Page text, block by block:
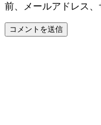
前、メールアドレス、